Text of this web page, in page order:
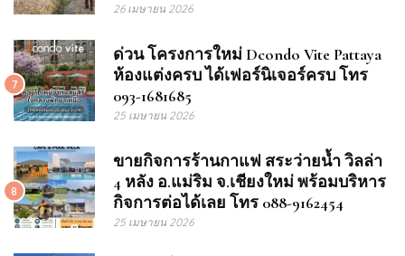
26 เมษายน 2026
7
ด่วน โครงการใหม่ Dcondo Vite Pattaya
ห้องแต่งครบ ได้เฟอร์นิเจอร์ครบ โทร
093-1681685
25 เมษายน 2026
8
ขายกิจการร้านกาแฟ สระว่ายน้ำ วิลล่า
4 หลัง อ.แม่ริม จ.เชียงใหม่ พร้อมบริหาร
กิจการต่อได้เลย โทร 088-9162454
25 เมษายน 2026